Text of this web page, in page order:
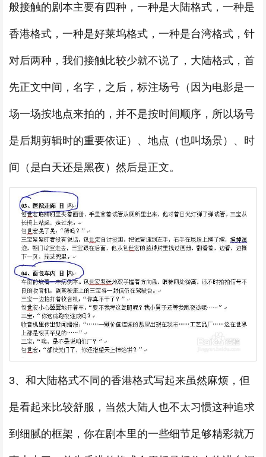
般接触的剧本主要有四种，一种是大陆格式，一种是
香港格式，一种是好莱坞格式，一种是台湾格式，针
对后两种，我们接触比较少就不说了，大陆格式，首
先正文中间，名字，之后，标注场号（因为电影是一
场一场按地点来拍的，并不是按时间顺序，所以场号
是后期剪辑时的重要依证）、地点（也叫场景）、时
间（是白天还是黑夜）然后是正文。
3、和大陆格式不同的香港格式写起来虽然麻烦，但
是看起来比较舒服，当然大陆人也不太习惯这种追求
到细腻的框架，你在剧本里的一些细节足够精彩就万